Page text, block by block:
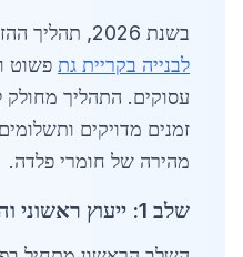
בשנת 2026, תהליך ההזמנה מ
לבנייה בקריית גת פשוט
עסוקים. התהליך מחולק
זמנים מדויקים
מהירה של חומרי פלדה.
שלב 1: ייעוץ ראשוני והצעת מחיר